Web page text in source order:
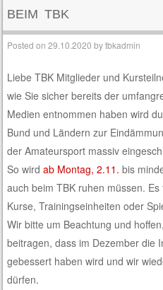
BEIM TBK
Posted on29.10.2020 bytbkadmin
Liebe TBK Mitglieder und
wie Sie sicher bereits der
Medien entnommen haben wird
Bund und Ländern zur
der Amateursport massiv
So wirdab Montag, 2.11. bis
auch beim TBK ruhen müssen.
Kurse, Trainingseinheiten oder
Wir bitte um Beachtung und
beitragen, dass im Dezember die
gebessert haben wird und wir
dürfen.